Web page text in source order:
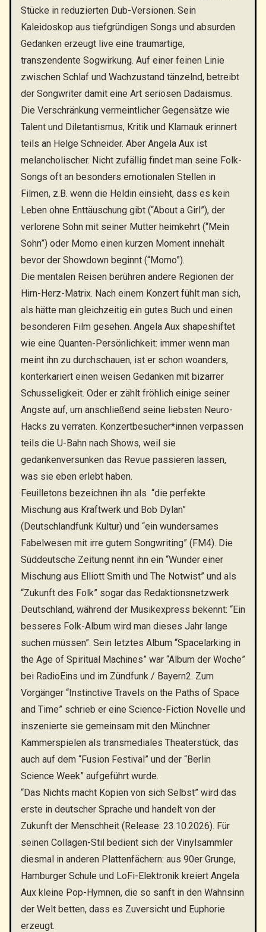
Stücke in reduzierten Dub-Versionen. Sein
Kaleidoskop aus tiefgründigen Songs und absurden
Gedanken erzeugt live eine traumartige,
transzendente Sogwirkung. Auf einer feinen Linie
zwischen Schlaf und Wachzustand tänzelnd, betreibt
der Songwriter damit eine Art seriösen Dadaismus.
Die Verschränkung vermeintlicher Gegensätze wie
Talent und Diletantismus, Kritik und Klamauk erinnert
teils an Helge Schneider. Aber Angela Aux ist
melancholischer. Nicht zufällig findet man seine Folk-
Songs oft an besonders emotionalen Stellen in
Filmen, z.B. wenn die Heldin einsieht, dass es kein
Leben ohne Enttäuschung gibt (“About a Girl”), der
verlorene Sohn mit seiner Mutter heimkehrt (“Mein
Sohn”) oder Momo einen kurzen Moment innehält
bevor der Showdown beginnt (“Momo”).
Die mentalen Reisen berühren andere Regionen der
Hirn-Herz-Matrix. Nach einem Konzert fühlt man sich,
als hätte man gleichzeitig ein gutes Buch und einen
besonderen Film gesehen. Angela Aux shapeshiftet
wie eine Quanten-Persönlichkeit: immer wenn man
meint ihn zu durchschauen, ist er schon woanders,
konterkariert einen weisen Gedanken mit bizarrer
Schusseligkeit. Oder er zählt fröhlich einige seiner
Ängste auf, um anschließend seine liebsten Neuro-
Hacks zu verraten. Konzertbesucher*innen verpassen
teils die U-Bahn nach Shows, weil sie
gedankenversunken das Revue passieren lassen,
was sie eben erlebt haben.
Feuilletons bezeichnen ihn als “die perfekte
Mischung aus Kraftwerk und Bob Dylan”
(Deutschlandfunk Kultur) und “ein wundersames
Fabelwesen mit irre gutem Songwriting” (FM4). Die
Süddeutsche Zeitung nennt ihn ein “Wunder einer
Mischung aus Elliott Smith und The Notwist” und als
“Zukunft des Folk” sogar das Redaktionsnetzwerk
Deutschland, während der Musikexpress bekennt: “Ein
besseres Folk-Album wird man dieses Jahr lange
suchen müssen”. Sein letztes Album “Spacelarking in
the Age of Spiritual Machines” war “Album der Woche”
bei RadioEins und im Zündfunk / Bayern2. Zum
Vorgänger “Instinctive Travels on the Paths of Space
and Time” schrieb er eine Science-Fiction Novelle und
inszenierte sie gemeinsam mit den Münchner
Kammerspielen als transmediales Theaterstück, das
auch auf dem “Fusion Festival” und der “Berlin
Science Week” aufgeführt wurde.
“Das Nichts macht Kopien von sich Selbst” wird das
erste in deutscher Sprache und handelt von der
Zukunft der Menschheit (Release: 23.10.2026). Für
seinen Collagen-Stil bedient sich der Vinylsammler
diesmal in anderen Plattenfächern: aus 90er Grunge,
Hamburger Schule und LoFi-Elektronik kreiert Angela
Aux kleine Pop-Hymnen, die so sanft in den Wahnsinn
der Welt betten, dass es Zuversicht und Euphorie
erzeugt.